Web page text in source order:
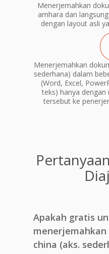
Menerjemahkan
amhara dan
dengan layout asli
Menerjemahkan
sederhana) dalam
(Word, Excel,
teks) hanya
tersebut ke
Apakah gratis
menerjemahkan
china (aks.